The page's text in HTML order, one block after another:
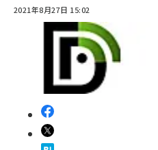
2021年8月27日 15:02